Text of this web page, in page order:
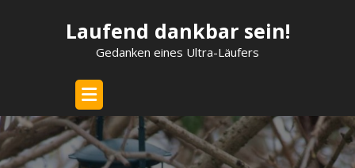
Laufend dankbar sein!
Gedanken eines Ultra-Läufers